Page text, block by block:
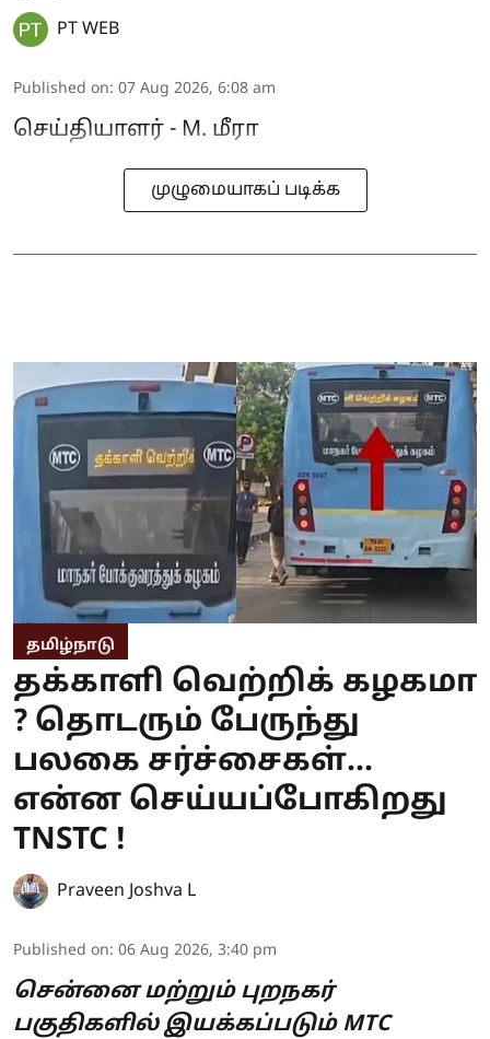
PT WEB
Published on: 07 Aug 2026, 6:08 am
செய்தியாளர் - M. மீரா
முழுமையாகப் படிக்க
தமிழ்நாடு
தக்காளி வெற்றிக் கழகமா
? தொடரும் பேருந்து
பலகை சர்ச்சைகள்...
என்ன செய்யப்போகிறது
TNSTC !
Praveen Joshva L
Published on: 06 Aug 2026, 3:40 pm
சென்னை மற்றும் புறநகர்
பகுதிகளில் இயக்கப்படும் MTC